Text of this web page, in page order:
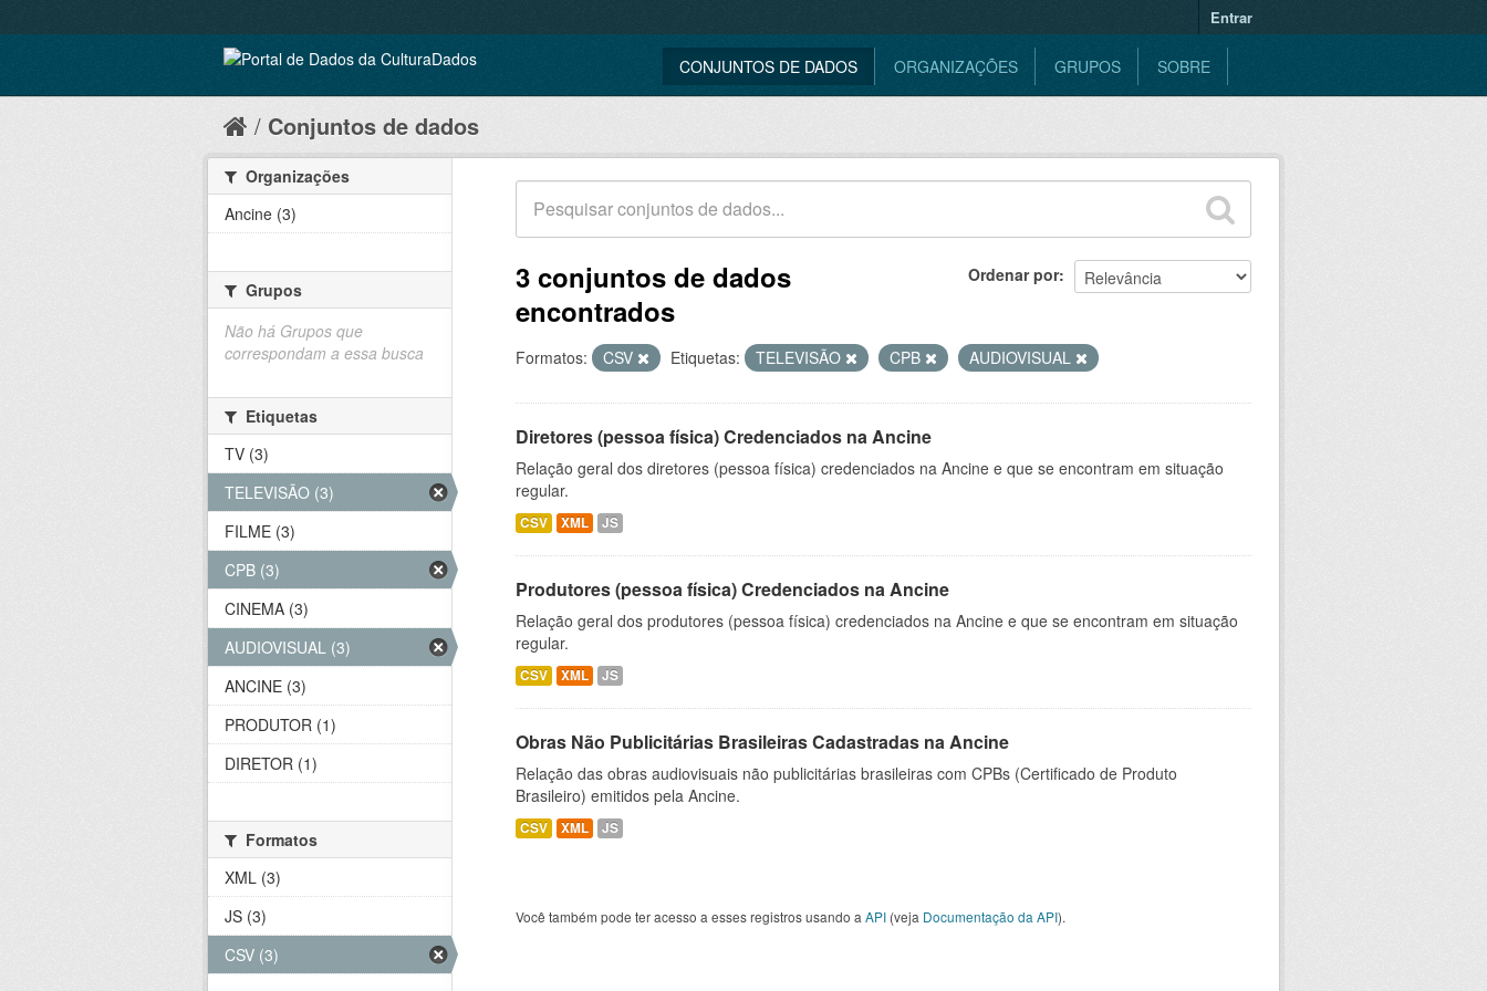
Entrar
CONJUNTOS DE DADOS ORGANIZAÇÕES GRUPOS SOBRE
Conjuntos de dados
Ordenar por
3 conjuntos de dados
encontrados
Formatos: CSV Etiquetas: TELEVISÃO CPB AUDIOVISUAL
Diretores (pessoa física) Credenciados na Ancine
Relação geral dos diretores (pessoa física) credenciados na Ancine e que se encontram em situação
regular.
CSV XML JS
Produtores (pessoa física) Credenciados na Ancine
Relação geral dos produtores (pessoa física) credenciados na Ancine e que se encontram em situação
regular.
CSV XML JS
Obras Não Publicitárias Brasileiras Cadastradas na Ancine
Relação das obras audiovisuais não publicitárias brasileiras com CPBs (Certificado de Produto
Brasileiro) emitidos pela Ancine.
CSV XML JS
Você também pode ter acesso a esses registros usando a API (veja Documentação da API).
Organizações
Ancine (3)
Grupos
Não há Grupos que
correspondam a essa busca
Etiquetas
TV (3)
TELEVISÃO (3)
FILME (3)
CPB (3)
CINEMA (3)
AUDIOVISUAL (3)
ANCINE (3)
PRODUTOR (1)
DIRETOR (1)
Formatos
XML (3)
JS (3)
CSV (3)